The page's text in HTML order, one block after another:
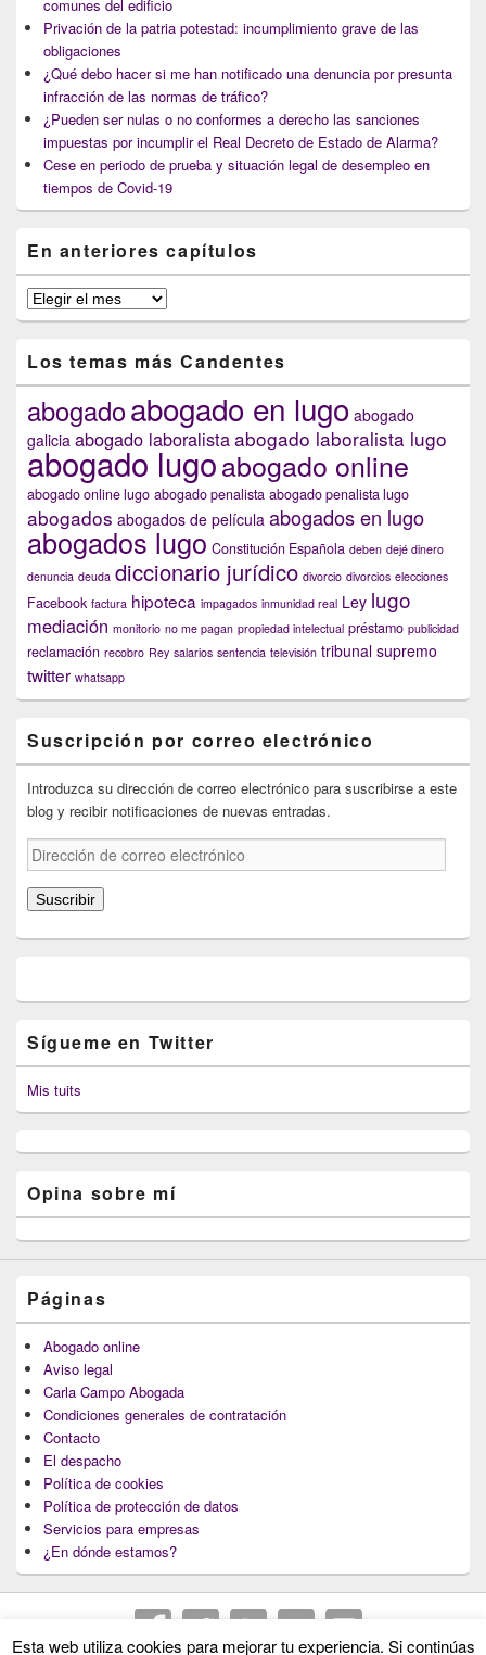
comunes del edificio
Privación de la patria potestad: incumplimiento grave de las
obligaciones
¿Qué debo hacer si me han notificado una denuncia por presunta
infracción de las normas de tráfico?
¿Pueden ser nulas o no conformes a derecho las sanciones
impuestas por incumplir el Real Decreto de Estado de Alarma?
Cese en periodo de prueba y situación legal de desempleo en
tiempos de Covid-19
En anteriores capítulos
En
anteriores
Los temas más Candentes
abogadoabogado en lugo abogado
galicia abogado laboralistaabogado laboralista lugo
abogado lugoabogado online
abogado online lugo abogado penalista abogado penalista lugo
abogados abogados de película abogados en lugo
abogados lugo Constitución Española deben dejé dinero
denuncia deuda diccionario jurídico divorcio divorcios elecciones
Facebook factura hipoteca impagados inmunidad real Ley lugo
mediación monitorio no me pagan propiedad intelectual préstamo publicidad
reclamación recobro Rey salarios sentencia televisión tribunal supremo
twitter whatsapp
Suscripción por correo electrónico
Introduzca su dirección de correo electrónico para suscribirse a este
blog y recibir notificaciones de nuevas entradas.
Dirección
de
correo
electrónico
Suscribir
Sígueme en Twitter
Mis tuits
Opina sobre mí
Páginas
Abogado online
Aviso legal
Carla Campo Abogada
Condiciones generales de contratación
Contacto
El despacho
Política de cookies
Política de protección de datos
Servicios para empresas
¿En dónde estamos?
Esta web utiliza cookies para mejorar tu experiencia. Si continúas